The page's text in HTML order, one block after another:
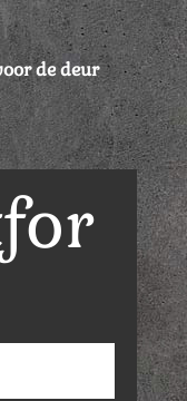
de deur